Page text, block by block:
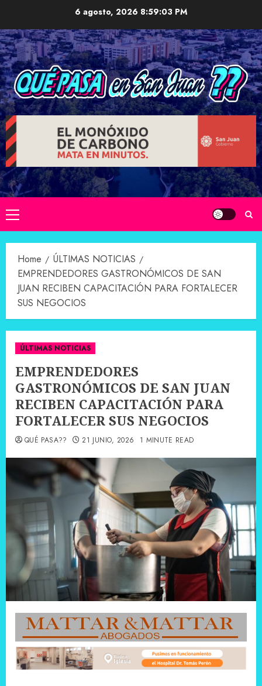
content
6 agosto, 2026 8:59:04 PM
Primary
Menu
Home
ÚLTIMAS NOTICIAS
EMPRENDEDORES GASTRONÓMICOS DE SAN
JUAN RECIBEN CAPACITACIÓN PARA FORTALECER
SUS NEGOCIOS
ÚLTIMAS NOTICIAS
EMPRENDEDORES
GASTRONÓMICOS DE SAN JUAN
RECIBEN CAPACITACIÓN PARA
FORTALECER SUS NEGOCIOS
QUÉ PASA?? 21 JUNIO, 2026 1 MINUTE READ